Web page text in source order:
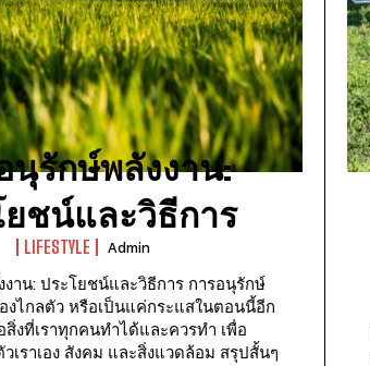
นุรักษ์พลังงาน:
ยชน์และวิธีการ
LIFESTYLE Admin
ประโยชน์และวิธีการ การอนุรักษ์
งไกลตัว หรือเป็นแค่กระแสในตอนนี้อีก
งที่เราทุกคนทำได้และควรทำ เพื่อ
เราเอง สังคม และสิ่งแวดล้อม สรุปสั้นๆ